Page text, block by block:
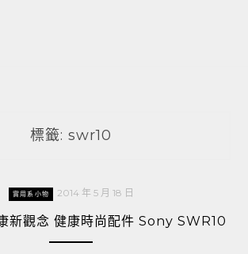
標籤: swr10
實用系小物 2014 年 5 月 18 日
新觀念 健康時尚配件 Sony SWR10